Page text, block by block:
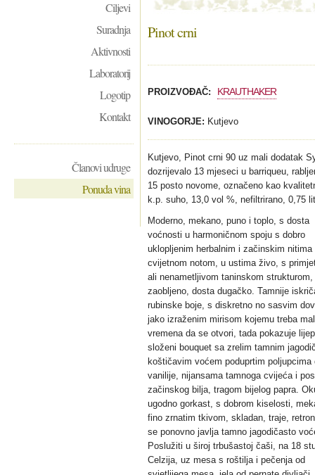
Ciljevi
Suradnja
Aktivnosti
Laboratorij
Logotip
Kontakt
Članovi udruge
Ponuda vina
Pinot crni
PROIZVOĐAČ: KRAUTHAKER
VINOGORJE: Kutjevo
Kutjevo, Pinot crni 90 uz mali dodatak
dozrijevalo 13 mjeseci u barriqueu,
15 posto novome, označeno kao
k.p. suho, 13,0 vol %, nefiltrirano, 0,75
Moderno, mekano, puno i toplo, s dosta
voćnosti u harmoničnom spoju s dobro
uklopljenim herbalnim i začinskim nitima
cvijetnom notom, u ustima živo, s
ali nenametljivom taninskom strukturom,
zaobljeno, dosta dugačko. Tamnije
rubinske boje, s diskretno no sasvim
jako izraženim mirisom kojemu treba
vremena da se otvori, tada pokazuje
složeni bouquet sa zrelim tamnim
koštičavim voćem poduprtim poljupcima
vanilije, nijansama tamnoga cvijeća i
začinskog bilja, tragom bijelog papra.
ugodno gorkast, s dobrom kiselosti,
fino zrnatim tkivom, skladan, traje,
se ponovno javlja tamno jagodičasto
Poslužiti u široj trbušastoj čaši, na 18
Celzija, uz mesa s roštilja i pečenja od